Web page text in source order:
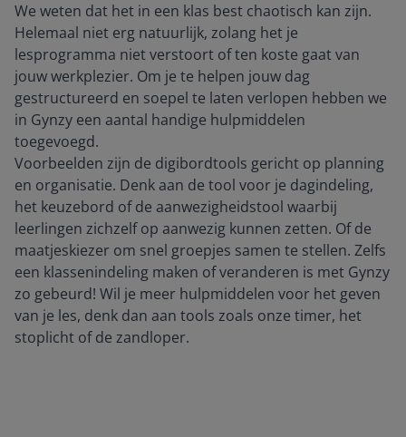
We weten dat het in een klas best chaotisch kan zijn.
Helemaal niet erg natuurlijk, zolang het je
lesprogramma niet verstoort of ten koste gaat van
jouw werkplezier. Om je te helpen jouw dag
gestructureerd en soepel te laten verlopen hebben we
in Gynzy een aantal handige hulpmiddelen
toegevoegd.
Voorbeelden zijn de digibordtools gericht op planning
en organisatie. Denk aan de tool voor je dagindeling,
het keuzebord of de aanwezigheidstool waarbij
leerlingen zichzelf op aanwezig kunnen zetten. Of de
maatjeskiezer om snel groepjes samen te stellen. Zelfs
een klassenindeling maken of veranderen is met Gynzy
zo gebeurd! Wil je meer hulpmiddelen voor het geven
van je les, denk dan aan tools zoals onze timer, het
stoplicht of de zandloper.